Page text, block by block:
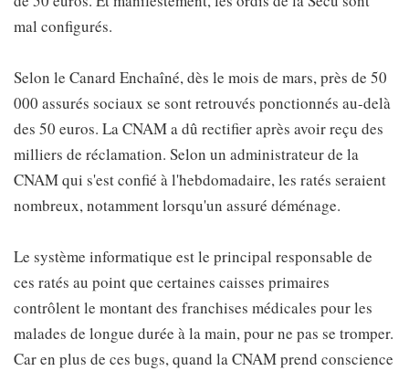
mal configurés.
Selon le Canard Enchaîné, dès le mois de mars, près de 50
000 assurés sociaux se sont retrouvés ponctionnés au-delà
des 50 euros. La CNAM a dû rectifier après avoir reçu des
milliers de réclamation. Selon un administrateur de la
CNAM qui s'est confié à l'hebdomadaire, les ratés seraient
nombreux, notamment lorsqu'un assuré déménage.
Le système informatique est le principal responsable de
ces ratés au point que certaines caisses primaires
contrôlent le montant des franchises médicales pour les
malades de longue durée à la main, pour ne pas se tromper.
Car en plus de ces bugs, quand la CNAM prend conscience